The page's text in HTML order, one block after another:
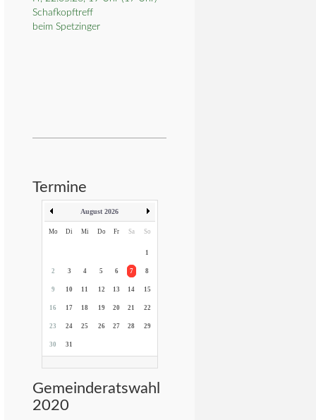
Schafkopftreff
beim Spetzinger
Termine
August 2026
Mo Di Mi Do Fr Sa So
1
2 3 4 5 6 7 8
9 10 11 12 13 14 15
16 17 18 19 20 21 22
23 24 25 26 27 28 29
30 31
Gemeinderatswahl
2020